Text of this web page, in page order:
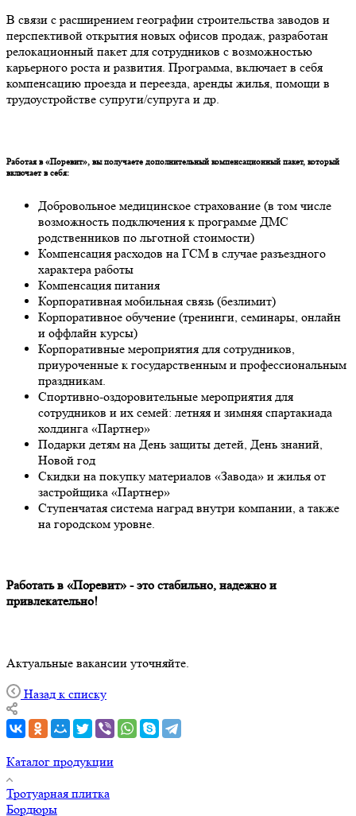
В связи с расширением географии строительства заводов и
перспективой открытия новых офисов продаж, разработан
релокационный пакет для сотрудников с возможностью
карьерного роста и развития. Программа, включает в себя
компенсацию проезда и переезда, аренды жилья, помощи в
трудоустройстве супруги/супруга и др.
Работая в «Поревит», вы получаете дополнительный компенсационный пакет, который
включает в себя:
Добровольное медицинское страхование (в том числе
возможность подключения к программе ДМС
родственников по льготной стоимости)
Компенсация расходов на ГСМ в случае разъездного
характера работы
Компенсация питания
Корпоративная мобильная связь (безлимит)
Корпоративное обучение (тренинги, семинары, онлайн
и оффлайн курсы)
Корпоративные мероприятия для сотрудников,
приуроченные к государственным и профессиональным
праздникам.
Спортивно-оздоровительные мероприятия для
сотрудников и их семей: летняя и зимняя спартакиада
холдинга «Партнер»
Подарки детям на День защиты детей, День знаний,
Новой год
Скидки на покупку материалов «Завода» и жилья от
застройщика «Партнер»
Ступенчатая система наград внутри компании, а также
на городском уровне.
Работать в «Поревит» - это стабильно, надежно и
привлекательно!
Актуальные вакансии уточняйте.
Назад к списку
Каталог продукции
Тротуарная плитка
Бордюры